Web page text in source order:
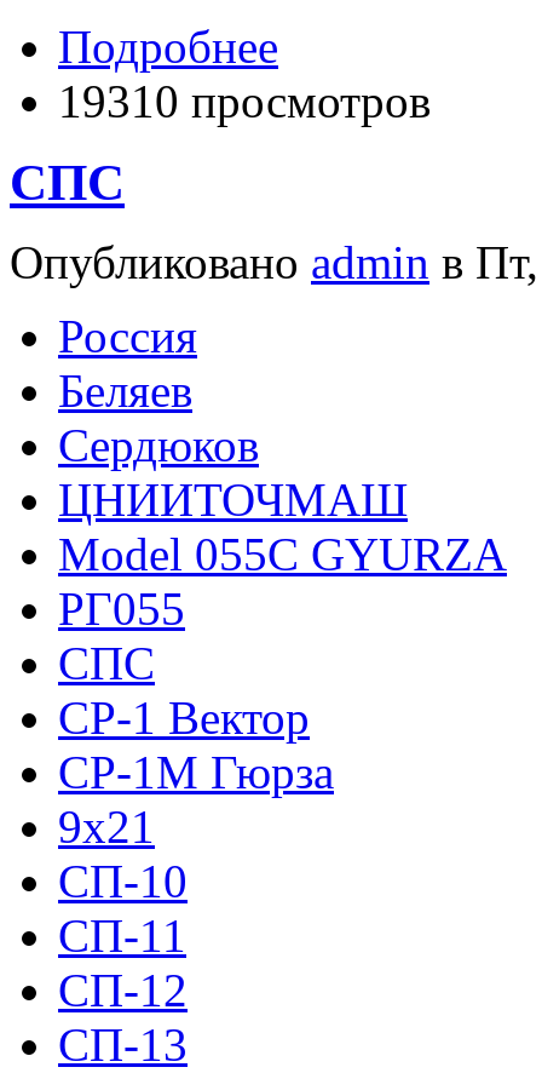
Подробнее
19310 просмотров
СПС
Опубликовано admin в
Росcия
Беляев
Сердюков
ЦНИИТОЧМАШ
Model 055C GYURZA
РГ055
СПС
СР-1 Вектор
СР-1М Гюрза
9x21
СП-10
СП-11
СП-12
СП-13